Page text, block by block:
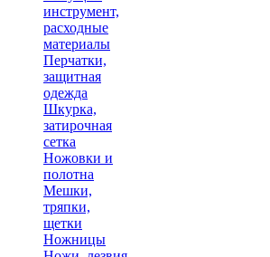
инструмент,
расходные
материалы
Перчатки,
защитная
одежда
Шкурка,
затирочная
сетка
Ножовки и
полотна
Мешки,
тряпки,
щетки
Ножницы